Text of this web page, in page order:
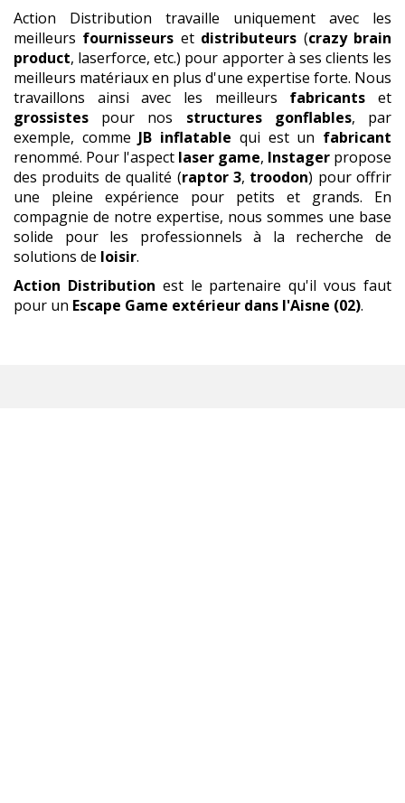
Action Distribution travaille uniquement avec les
meilleurs fournisseurs et distributeurs (crazy brain
product, laserforce, etc.) pour apporter à ses clients les
meilleurs matériaux en plus d'une expertise forte. Nous
travaillons ainsi avec les meilleurs fabricants et
grossistes pour nos structures gonflables, par
exemple, comme JB inflatable qui est un fabricant
renommé. Pour l'aspect laser game, Instager propose
des produits de qualité (raptor 3, troodon) pour offrir
une pleine expérience pour petits et grands. En
compagnie de notre expertise, nous sommes une base
solide pour les professionnels à la recherche de
solutions de loisir.
Action Distribution est le partenaire qu'il vous faut
pour un Escape Game extérieur dans l'Aisne (02).